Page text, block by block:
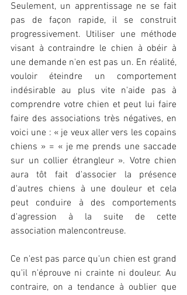
Seulement, un apprentissage ne se fait
pas de façon rapide, il se construit
progressivement. Utiliser une méthode
visant à contraindre le chien à obéir à
une demande n'en est pas un. En réalité,
vouloir éteindre un comportement
indésirable au plus vite n'aide pas à
comprendre votre chien et peut lui faire
faire des associations très négatives, en
voici une : « je veux aller vers les copains
chiens » = « je me prends une saccade
sur un collier étrangleur ». Votre chien
aura tôt fait d'associer la présence
d'autres chiens à une douleur et cela
peut conduire à des comportements
d'agression à la suite de cette
association malencontreuse.
Ce n'est pas parce qu'un chien est grand
qu'il n'éprouve ni crainte ni douleur. Au
contraire, on a tendance à oublier que